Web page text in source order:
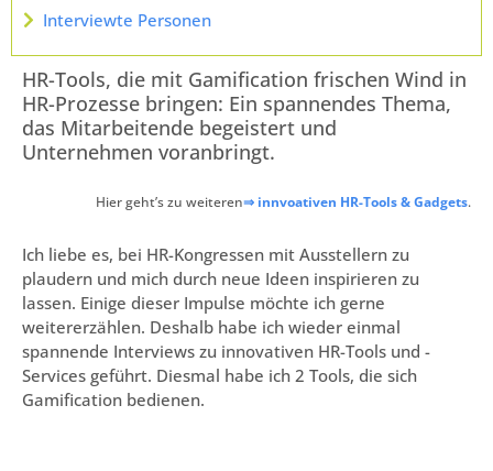
Interviewte Personen
HR-Tools, die mit Gamification frischen Wind in
HR-Prozesse bringen: Ein spannendes Thema,
das Mitarbeitende begeistert und
Unternehmen voranbringt.
Hier geht’s zu weiteren⇒ innvoativen HR-Tools & Gadgets.
Ich liebe es, bei HR-Kongressen mit Ausstellern zu
plaudern und mich durch neue Ideen inspirieren zu
lassen. Einige dieser Impulse möchte ich gerne
weitererzählen. Deshalb habe ich wieder einmal
spannende Interviews zu innovativen HR-Tools und -
Services geführt. Diesmal habe ich 2 Tools, die sich
Gamification bedienen.